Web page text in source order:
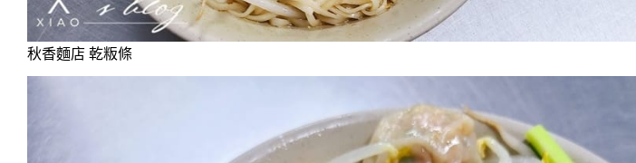
秋香麵店 乾粄條